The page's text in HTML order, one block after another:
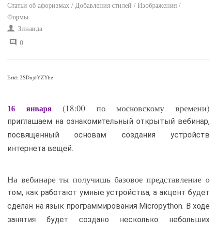
ИНТЕРНЕТ И СВЯЗЬ
УЧЕБНИК CSS
Статьи об афоризмах / Добавления стилей / Изображения /
Формы
Зинаида
0
Erid: 2SDnjdYZYhe
16 января(18:00 по московскому времени)
приглашаем на ознакомительный открытый вебинар,
посвященный основам создания устройств
интернета вещей.
На вебинаре ты получишь базовое пред­став­ление о
том, как работа­ют умные устрой­ства, а акцент будет
сделан на язык программирования Micropython. В ходе
занятия будет создано несколько небольших